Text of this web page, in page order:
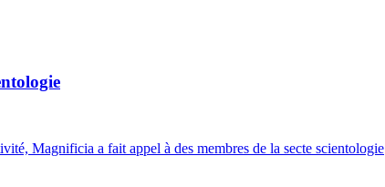
Magnificia a fait appel à des membres de la secte scientologie